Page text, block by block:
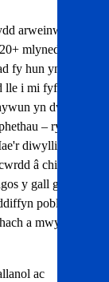
arweinwyr
mlynedd yn
fy hun yn
lle i mi fyfyrio
yn dweud,
– rydw
diwylliant yn
â chi
y gall gofod
pobl rhag
a mwy
ac